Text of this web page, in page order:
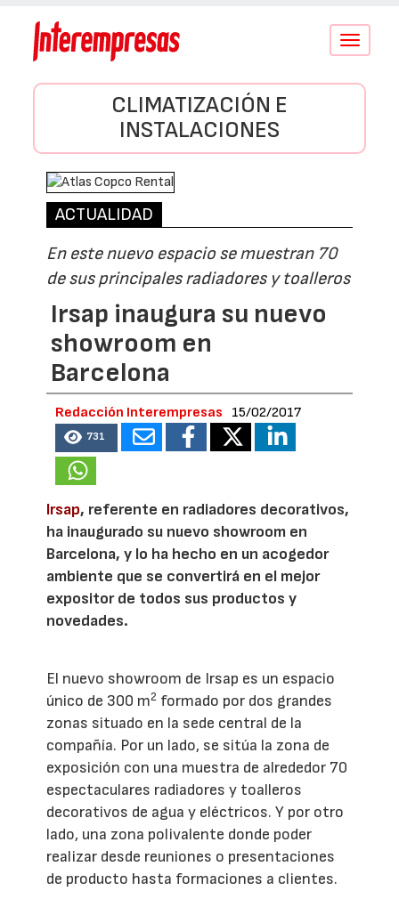
Conmutar
CLIMATIZACIÓN E
INSTALACIONES
ACTUALIDAD
En este nuevo espacio se muestran 70
de sus principales radiadores y toalleros
Irsap inaugura su nuevo
showroom en
Barcelona
Redacción Interempresas 15/02/2017
731
Irsap, referente en radiadores decorativos,
ha inaugurado su nuevo showroom en
Barcelona, y lo ha hecho en un acogedor
ambiente que se convertirá en el mejor
expositor de todos sus productos y
novedades.
El nuevo showroom de Irsap es un espacio
único de 300 m2 formado por dos grandes
zonas situado en la sede central de la
compañía. Por un lado, se sitúa la zona de
exposición con una muestra de alrededor 70
espectaculares radiadores y toalleros
decorativos de agua y eléctricos. Y por otro
lado, una zona polivalente donde poder
realizar desde reuniones o presentaciones
de producto hasta formaciones a clientes.